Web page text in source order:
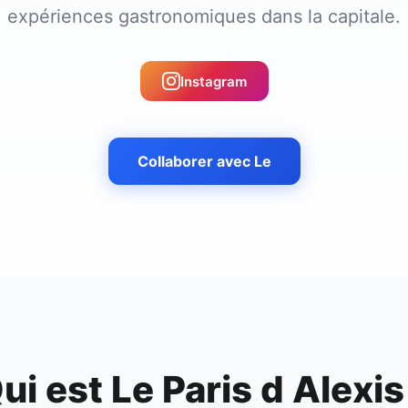
expériences gastronomiques dans la capitale.
Instagram
Collaborer avec Le
est Le Paris d Alexis